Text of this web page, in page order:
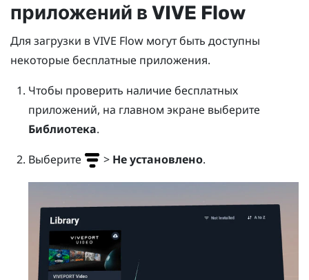
приложений в VIVE Flow
Для загрузки вVIVE Flow могут быть доступны
некоторые бесплатные приложения.
Чтобы проверить наличие бесплатных
приложений, на главном экране выберите
Библиотека.
Выберите
> Не установлено.